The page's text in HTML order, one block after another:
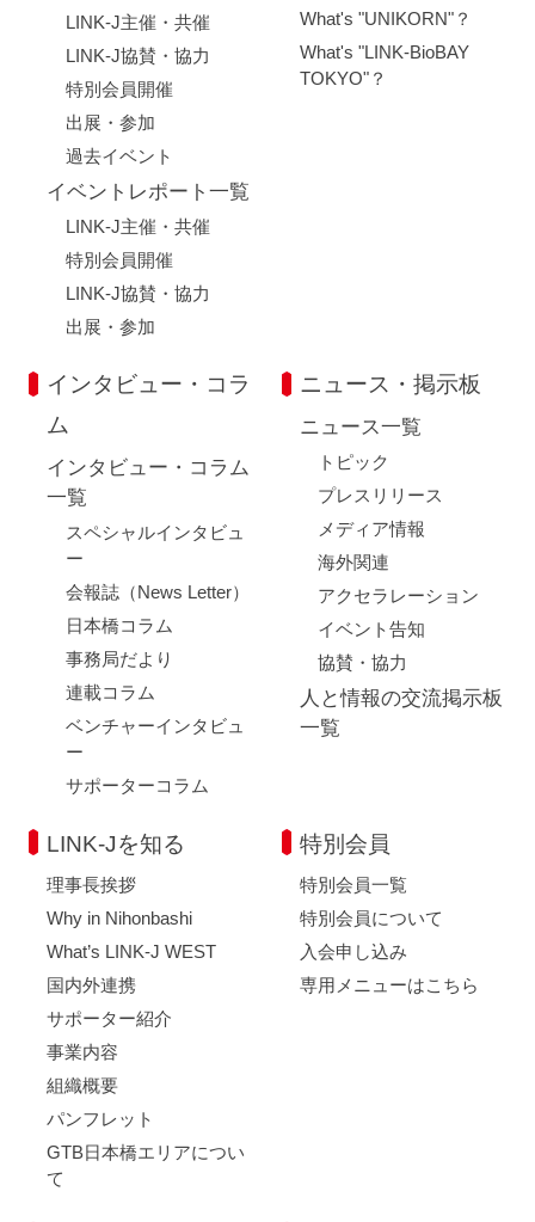
LINK-J主催・共催
LINK-J協賛・協力
特別会員開催
出展・参加
過去イベント
イベントレポート一覧
LINK-J主催・共催
特別会員開催
LINK-J協賛・協力
出展・参加
What's "UNIKORN"？
What's "LINK-BioBAY
TOKYO"？
インタビュー・コラ
ム
インタビュー・コラム
一覧
スペシャルインタビュ
ー
会報誌（News Letter）
日本橋コラム
事務局だより
連載コラム
ベンチャーインタビュ
ー
サポーターコラム
ニュース・掲示板
ニュース一覧
トピック
プレスリリース
メディア情報
海外関連
アクセラレーション
イベント告知
協賛・協力
人と情報の交流掲示板
一覧
LINK-Jを知る
理事長挨拶
Why in Nihonbashi
What’s LINK-J WEST
国内外連携
サポーター紹介
事業内容
組織概要
パンフレット
GTB日本橋エリアについ
て
特別会員
特別会員一覧
特別会員について
入会申し込み
専用メニューはこちら